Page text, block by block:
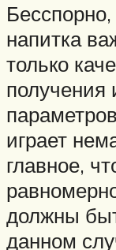
напитка
только
получения
играет
главное,
должны
данном